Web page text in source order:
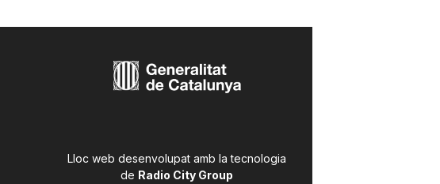
Lloc web desenvolupat amb la tecnologia
de Radio City Group